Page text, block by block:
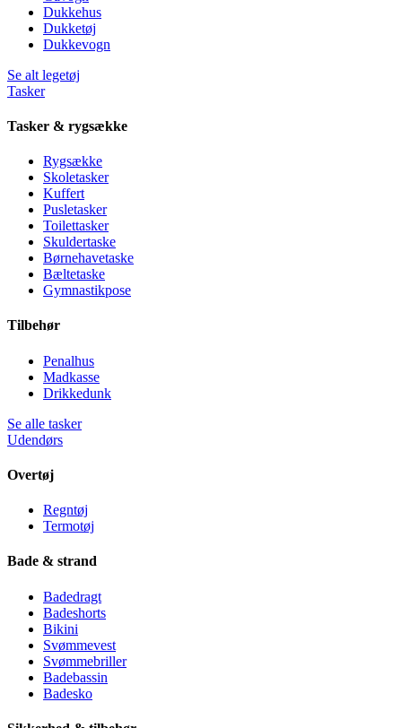
Dukkehus
Dukketøj
Dukkevogn
Se alt legetøj
Tasker
Tasker & rygsække
Rygsække
Skoletasker
Kuffert
Pusletasker
Toilettasker
Skuldertaske
Børnehavetaske
Bæltetaske
Gymnastikpose
Tilbehør
Penalhus
Madkasse
Drikkedunk
Se alle tasker
Udendørs
Overtøj
Regntøj
Termotøj
Bade & strand
Badedragt
Badeshorts
Bikini
Svømmevest
Svømmebriller
Badebassin
Badesko